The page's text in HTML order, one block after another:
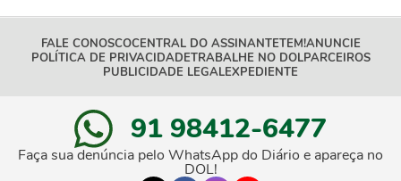
FALE CONOSCOCENTRAL DO ASSINANTETEM!ANUNCIE
POLÍTICA DE PRIVACIDADETRABALHE NO DOLPARCEIROS
PUBLICIDADE LEGALEXPEDIENTE
91 98412-6477
Faça sua denúncia pelo WhatsApp do Diário e apareça no
DOL!